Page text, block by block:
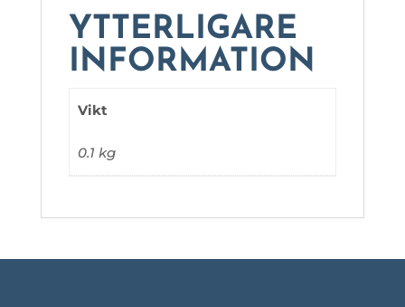
YTTERLIGARE
INFORMATION
Vikt
0.1 kg